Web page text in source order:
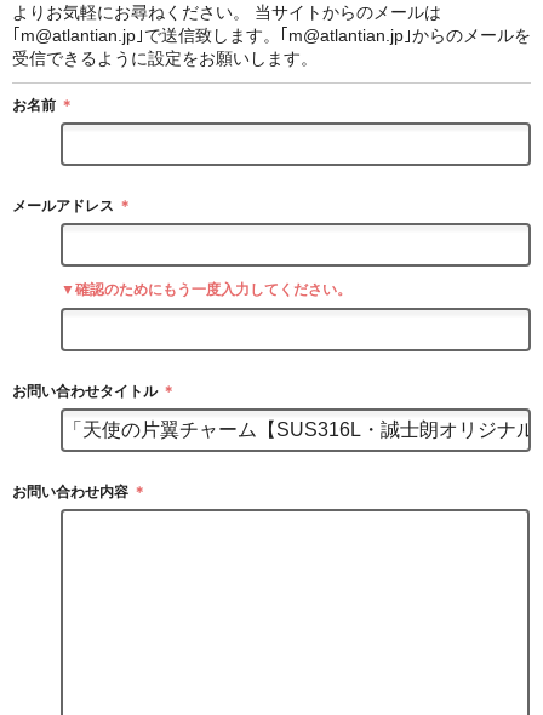
よりお気軽にお尋ねください。 当サイトからのメールは
｢m@atlantian.jp｣で送信致します。｢m@atlantian.jp｣からのメールを
受信できるように設定をお願いします。
お名前 ＊
メールアドレス ＊
▼確認のためにもう一度入力してください。
お問い合わせタイトル ＊
お問い合わせ内容 ＊